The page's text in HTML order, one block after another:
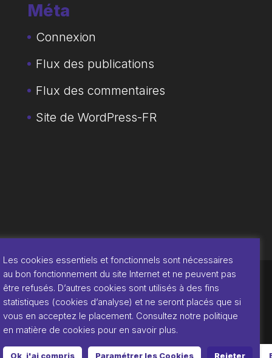
Méta
Connexion
Flux des publications
Flux des commentaires
Site de WordPress-FR
© Copyright 'SITSEO - Agence Web
et Référencement |Mentions légales
Les cookies essentiels et fonctionnels sont nécessaires
au bon fonctionnement du site Internet et ne peuvent pas
être refusés. D’autres cookies sont utilisés à des fins
statistiques (cookies d’analyse) et ne seront placés que si
vous en acceptez le placement. Consultez notre politique
en matière de cookies pour en savoir plus.
Ok, j'ai compris Paramétrer les Cookies Rejeter